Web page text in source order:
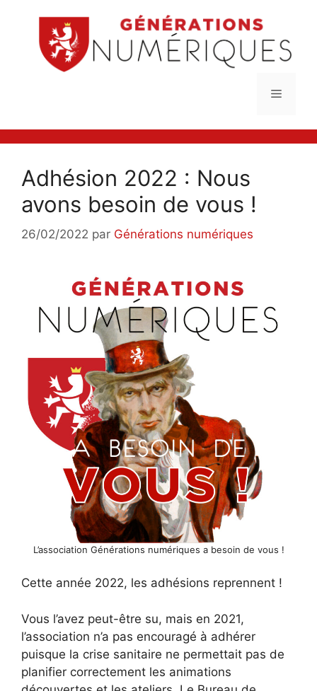
contenu
Menu
Adhésion 2022 : Nous
avons besoin de vous !
26/02/2022 par Générations numériques
L’association Générations numériques a besoin de vous !
Cette année 2022, les adhésions reprennent !
Vous l’avez peut-être su, mais en 2021,
l’association n’a pas encouragé à adhérer
puisque la crise sanitaire ne permettait pas de
planifier correctement les animations